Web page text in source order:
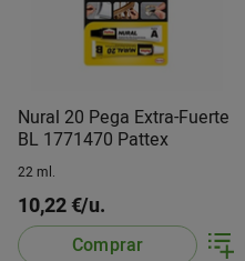
Nural 20 Pega Extra-Fuerte
BL 1771470 Pattex
22 ml.
10,22 €/u.
Comprar